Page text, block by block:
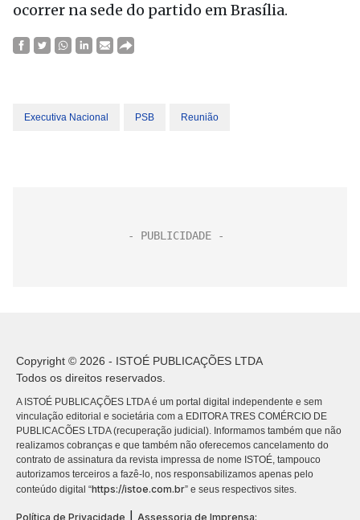
ocorrer na sede do partido em Brasília.
Executiva Nacional PSB Reunião
Copyright © 2026 - ISTOÉ PUBLICAÇÕES LTDA
Todos os direitos reservados.
A ISTOÉ PUBLICAÇÕES LTDA é um portal digital independente e sem
vinculação editorial e societária com a EDITORA TRES COMÉRCIO DE
PUBLICACÕES LTDA (recuperação judicial). Informamos também que não
realizamos cobranças e que também não oferecemos cancelamento do
contrato de assinatura da revista impressa de nome ISTOÉ, tampouco
autorizamos terceiros a fazê-lo, nos responsabilizamos apenas pelo
conteúdo digital “https://istoe.com.br” e seus respectivos sites.
Política de Privacidade Assessoria de Imprensa: